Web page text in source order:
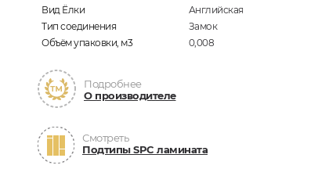
Вид Ёлки
Английская
Тип соединения
Замок
Объём упаковки, м3
0,008
Подробнее
О производителе
Смотреть
Подтипы SPC ламината